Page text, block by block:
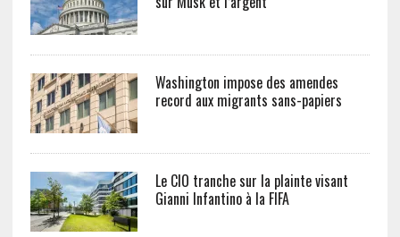
Washington impose des amendes
record aux migrants sans-papiers
Le CIO tranche sur la plainte visant
Gianni Infantino à la FIFA